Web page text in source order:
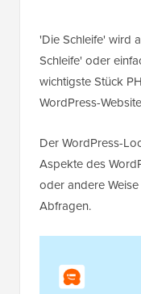
'Die Schleife' wird
Schleife' oder
wichtigste Stück
WordPress-
Der WordPress-
Aspekte des
oder andere
Abfragen.